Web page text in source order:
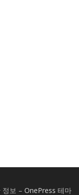
보 – OnePress 테마